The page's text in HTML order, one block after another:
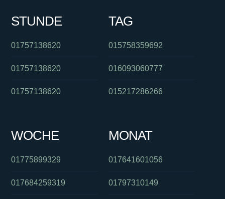
STUNDE
01757138620
01757138620
01757138620
TAG
015758359692
016093060777
015217286266
WOCHE
01775899329
017684259319
MONAT
017641601056
01797310149